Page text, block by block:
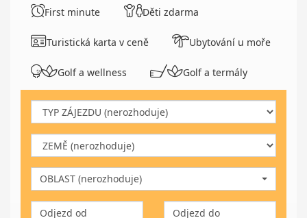
First minute Děti zdarma
Turistická karta v ceně Ubytování u moře
Golf a wellness Golf a termály
OBLAST (nerozhoduje)